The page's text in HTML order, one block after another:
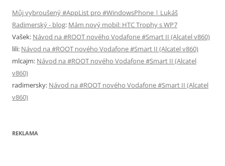
Můj vybroušený #AppList pro #WindowsPhone | Lukáš
Radimerský - blog: Mám nový mobil: HTC Trophy s WP7
Vašek: Návod na #ROOT nového Vodafone #Smart II (Alcatel v860)
lili: Návod na #ROOT nového Vodafone #Smart II (Alcatel v860)
mlcajm: Návod na #ROOT nového Vodafone #Smart II (Alcatel
v860)
radimersky: Návod na #ROOT nového Vodafone #Smart II (Alcatel
v860)
REKLAMA